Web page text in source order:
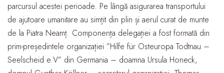
parcursul acestei perioade. Pe lângă asigurarea transportului
de ajutoare umanitare au simțit din plin și aerul curat de munte
de la Piatra Neamț. Componența delegației a fost formată din
prim-președintele organizației ”Hilfe für Osteuropa Todtnau –
Seelscheid e.V” din Germania – doamna Ursula Honeck,